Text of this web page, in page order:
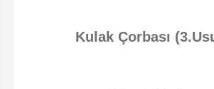
Kulak Çorbası